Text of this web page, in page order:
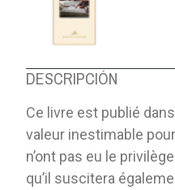
DESCRIPCIÓN
Ce livre est publié dans
valeur inestimable
n’ont pas eu le
qu’il suscitera